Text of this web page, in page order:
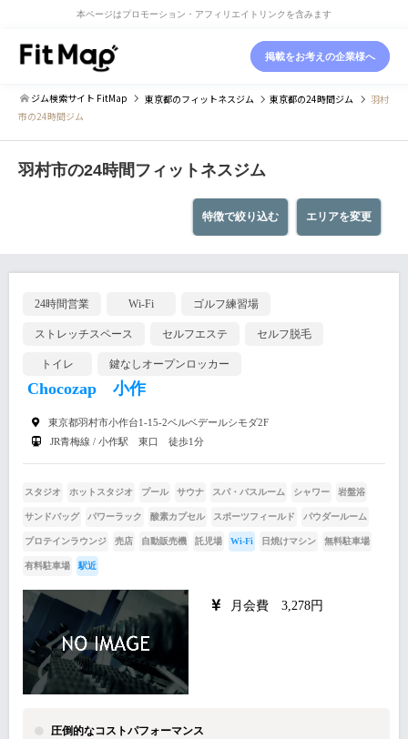
本ページはプロモーション・アフィリエイトリンクを含みます
掲載をお考えの企業様へ
ジム検索サイト FitMap 東京都のフィットネスジム 東京都の24時間ジム
羽村
市の24時間ジム
羽村市の24時間フィットネスジム
エリアを変更
特徴で絞り込む
24時間営業 Wi-Fi ゴルフ練習場
ストレッチスペース セルフエステ セルフ脱毛
トイレ 鍵なしオープンロッカー
Chocozap 小作
東京都羽村市小作台1-15-2ベルベデールシモダ2F
JR青梅線 / 小作駅 東口 徒歩1分
スタジオ ホットスタジオ プール サウナ スパ・バスルーム シャワー 岩盤浴
サンドバッグ パワーラック 酸素カプセル スポーツフィールド パウダールーム
プロテインラウンジ 売店 自動販売機 託児場 Wi-Fi 日焼けマシン 無料駐車場
有料駐車場 駅近
月会費 3,278円
圧倒的なコストパフォーマンス